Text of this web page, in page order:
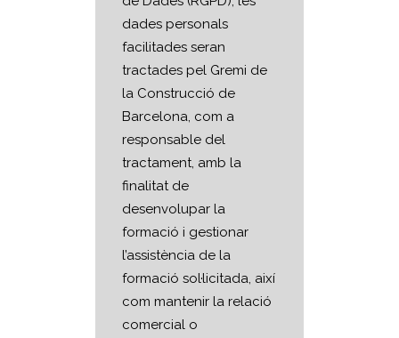
dades personals
facilitades seran
tractades pel Gremi de
la Construcció de
Barcelona, com a
responsable del
tractament, amb la
finalitat de
desenvolupar la
formació i gestionar
l’assistència de la
formació sol·licitada, així
com mantenir la relació
comercial o